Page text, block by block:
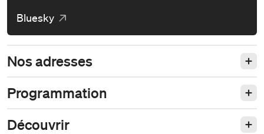
Bluesky
Nos adresses
Programmation
Découvrir